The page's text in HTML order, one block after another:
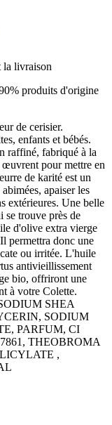
la livraison
de cerisier.
enfants et bébés.
raffiné, fabriqué à la
pour mettre en
de karité est un
apaiser les
extérieures. Une belle
se trouve près de
d'olive extra vierge
permettra donc une
ou irritée. L'huile
antivieillissement
bio, offriront une
à votre Colette.
SHEA
SODIUM
PARFUM, CI
THEOBROMA
,